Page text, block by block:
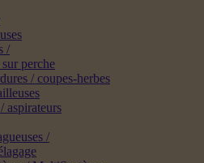
/
perche
/ coupes-herbes
aspirateurs
/